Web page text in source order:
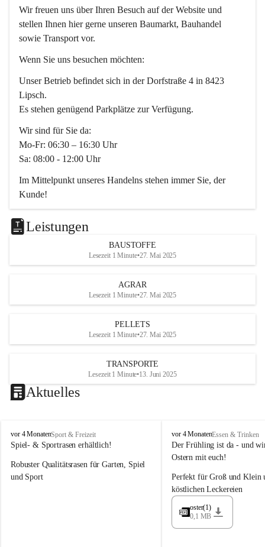
Wir freuen uns über Ihren Besuch auf der Website und
stellen Ihnen hier gerne unseren Baumarkt, Bauhandel
sowie Transport vor.
Wenn Sie uns besuchen möchten:
Unser Betrieb befindet sich in der Dorfstraße 4 in 8423
Lipsch.
Es stehen genügend Parkplätze zur Verfügung.
Wir sind für Sie da:
Mo-Fr: 06:30 – 16:30 Uhr
Sa: 08:00 - 12:00 Uhr
Im Mittelpunkt unseres Handelns stehen immer Sie, der
Kunde!
Das Team ist freundlich, motiviert und bestens geschult in
den Bereichen
Beratung, Lager sowie Transport. Für alle Ihre Anliegen
finden wir eine individuelle Lösung.
office@mayer-lipsch.at
Leistungen
BAUSTOFFE
Lesezeit 1 Minute•27. Mai 2025
AGRAR
Lesezeit 1 Minute•27. Mai 2025
PELLETS
Lesezeit 1 Minute•27. Mai 2025
TRANSPORTE
Lesezeit 1 Minute•13. Juni 2025
Aktuelles
M
a
e
r
vor 4 MonatenSport & Freizeit
Spiel- & Sportrasen erhältlich!
Robuster Qualitätsrasen für Garten, Spiel
und Sport
M
a
y
r
G
ü
e
vor 4 MonatenEssen & Trinken
Der Frühling ist da - und
Ostern mit euch!
Perfekt für Groß und Klein
köstlichen Leckereien
oster(1)
0,1 MB